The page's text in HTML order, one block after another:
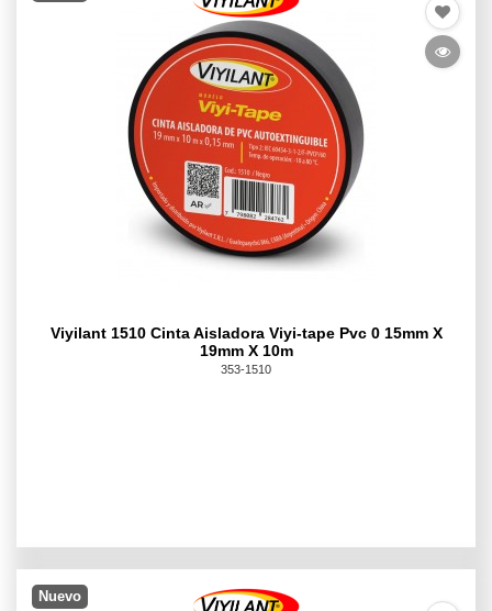
Viyilant 1510 Cinta Aisladora Viyi-tape Pvc 0 15mm X
19mm X 10m
353-1510
Nuevo